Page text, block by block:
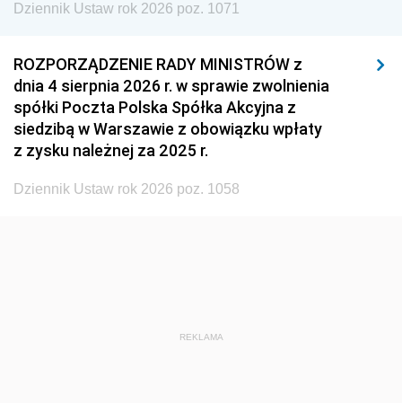
1937
1932 1931 1930
1929 1928 1927
1926 1925
1923 1922
Dziennik Ustaw rok 2026 poz. 1071
ROZPORZĄDZENIE RADY MINISTRÓW z
dnia 4 sierpnia 2026 r. w sprawie zwolnienia
spółki Poczta Polska Spółka Akcyjna z
siedzibą w Warszawie z obowiązku wpłaty
z zysku należnej za 2025 r.
Dziennik Ustaw rok 2026 poz. 1058
REKLAMA